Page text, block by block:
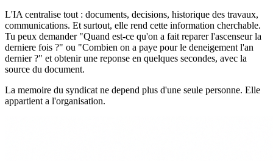
L'IA centralise tout : documents, decisions, historique des travaux,
communications. Et surtout, elle rend cette information cherchable.
Tu peux demander "Quand est-ce qu'on a fait reparer l'ascenseur la
derniere fois ?" ou "Combien on a paye pour le deneigement l'an
dernier ?" et obtenir une reponse en quelques secondes, avec la
source du document.
La memoire du syndicat ne depend plus d'une seule personne. Elle
appartient a l'organisation.